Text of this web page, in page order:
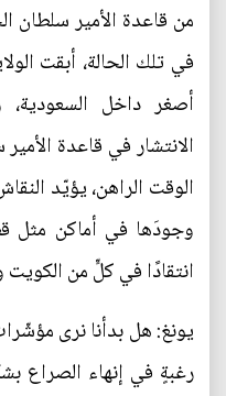
في تلك الحالة، أبقت
أصغر داخل
الانتشار في قاعدة
الوقت الراهن، يؤيّد
وجودَها في أماكن مثل
انتقادًا في كلٍّ من
يونغ: هل بدأنا نرى
رغبةٍ في إنهاء الصراع